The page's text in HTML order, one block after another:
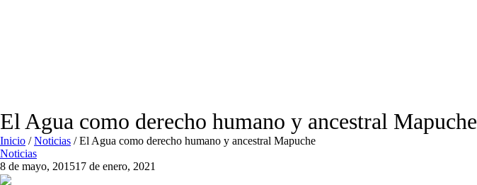
El Agua como derecho humano y ancestral Mapuche
Inicio /Noticias /El Agua como derecho humano y ancestral Mapuche
Noticias
8 de mayo, 201517 de enero, 2021